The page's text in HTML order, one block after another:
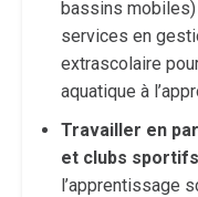
bassins
services en
extrascolaire
aquatique à
Travailler en
et clubs
l’apprentissage